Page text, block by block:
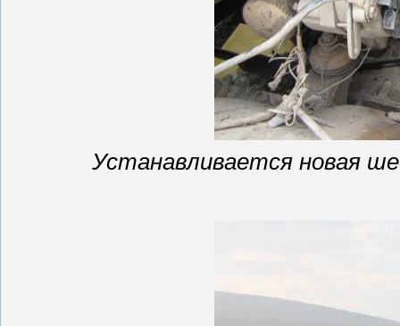
Устанавливается новая